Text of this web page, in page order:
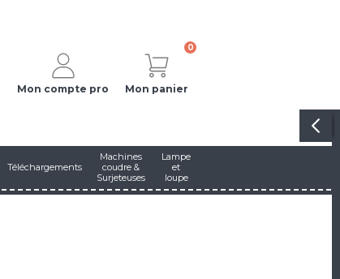
Mon compte pro
0
Mon panier
Téléchargements
Machines
coudre &
Surjeteuses
Lampe
et
loupe